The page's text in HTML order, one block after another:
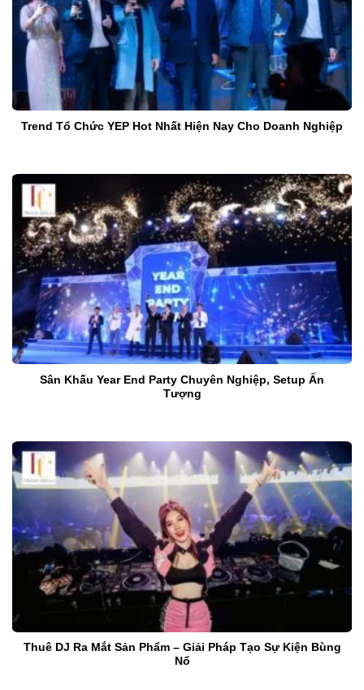
Trend Tổ Chức YEP Hot Nhất Hiện Nay Cho Doanh Nghiệp
Sân Khấu Year End Party Chuyên Nghiệp, Setup Ấn
Tượng
Thuê DJ Ra Mắt Sản Phẩm – Giải Pháp Tạo Sự Kiện Bùng
Nổ